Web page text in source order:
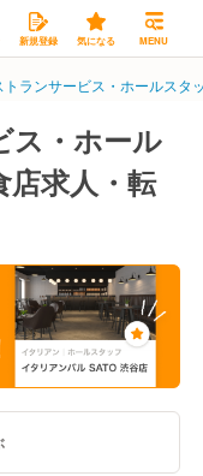
新規登録 気になる MENU
トランサービス・ホールスタ
ス・ホール
求人・転